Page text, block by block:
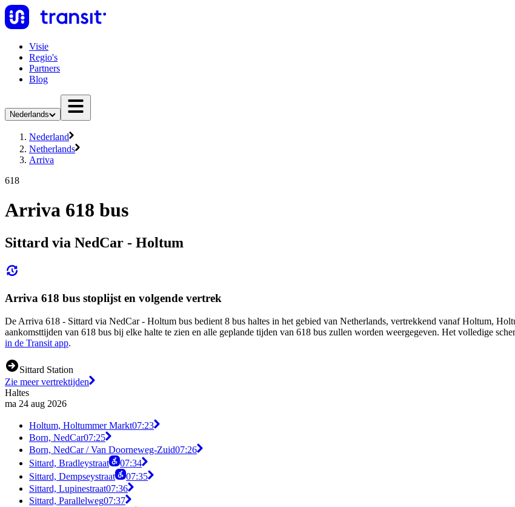
Visie
Regio's
Partners
Blog
Nederlands
Nederland
Netherlands
Arriva
618
Arriva 618 bus
Sittard via NedCar - Holtum
Arriva 618 bus stoplijst en volgende vertrek
De Arriva 618 - Sittard via NedCar - Holtum bus bedient 8 bus haltes in het gebied van Netherlands, vertrekkend vanaf Holtum,
aankomsttijden van 618 bus bij elke halte te zien en alle geplande tijden van 618 bus zullen worden weergegeven. Het volledige
in de Transit app.
Sittard Station
Zie meer vertrektijden
Haltes
ma 24 aug 2026
Holtum, Holtummer Markt07:23
Born, NedCar07:25
Born, NedCar / Van Doorneweg-Zuid07:26
Sittard, Bradleystraat
07:34
Sittard, Dempseystraat
07:35
Sittard, Lupinestraat07:36
Sittard, Parallelweg07:37